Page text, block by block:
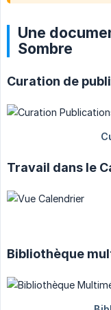
Une
Sombre
Curation de
Travail dans le
Bibliothèque